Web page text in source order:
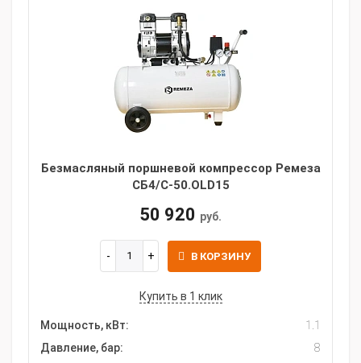
Безмасляный поршневой компрессор Ремеза
СБ4/С-50.OLD15
50 920 руб.
В КОРЗИНУ
Купить в 1 клик
Мощность, кВт:
1.1
Давление, бар:
8